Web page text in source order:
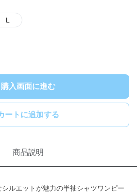
L
購入画面に進む
ートに追加する
商品説明
ルエットが魅力の半袖シャツワンピー